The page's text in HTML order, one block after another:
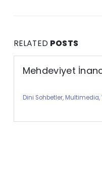
RELATED POSTS
Mehdeviyet
Dini Sohbetler, Multimedia,